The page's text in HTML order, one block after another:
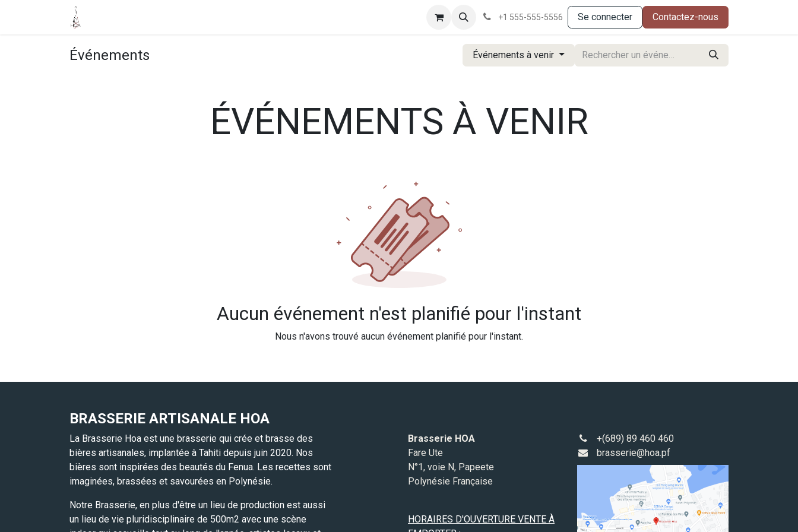
+1 555-555-5556 Se connecter Contactez-nous
Événements Événements à venir
ÉVÉNEMENTS À VENIR
Aucun événement n'est planifié pour l'instant
Nous n'avons trouvé aucun événement planifié pour l'instant.
BRASSERIE ARTISANALE HOA
La Brasserie Hoa est une brasserie qui crée et brasse des
bières artisanales, implantée à Tahiti depuis juin 2020. Nos
bières sont inspirées des beautés du Fenua. Les recettes sont
imaginées, brassées et savourées en Polynésie.
Notre Brasserie, en plus d'être un lieu de production est aussi
un lieu de vie pluridisciplinaire de 500m2 avec une scène
Brasserie HOA
Fare Ute
N°1, voie N, Papeete
Polynésie Française
HORAIRES D'OUVERTURE VENTE À
+(689) 89 460 460
brasserie@hoa.pf